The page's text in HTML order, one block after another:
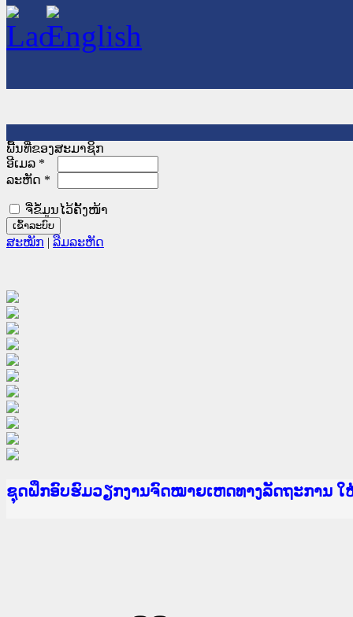
ພື້ນທີ່ຂອງສະມາຊິກ
ອີເມລ *
ລະຫັດ *
ຈື່ຂໍ້ມູນໄວ້ຄັ້ງໜ້າ
ສະໝັກ | ລືມລະຫັດ
Ministry of Justice Lao PDR
ເຜີຍແຜ່ວັບໄຊຈົດໝາຍເຫດທາງລັດຖະການ ແລະ ແອັ
ກະຊວງຍຸຕິທຳ
ຊຸດຝຶກອົບຮົມວຽກງານຈົດໝາຍເຫດທາງລັດຖະການ
ກອງປະຊຸມທົບທວນຄືນການຈັດຕັ້ງປະຕິບັດວຽກງານຈົ
ຝຶກອົບຮົມ ຜູ່ປະສານງານວຽກງານຈົດໝາຍເຫດທາງລັ
ຝຶກອົບຮົມ ຜູ່ປະສານງານວຽກງານຈົດໝາຍເຫດທາງລັ
ເຜີຍແຜ່ແອັບກົດໝາຍລາວ ແລະ ເວັບໄຊຈົດໝາຍເຫດ
ເຜີຍແຜ່ແອັບກົດໝາຍລາວ ແລະ ເວັບໄຊຈົດໝາຍເຫດ
ຍົກລະດັບວຽກງານຈົດໝາຍເຫດທາງລັດຖະການໃຫ້ຜູ້
ຊຸດຝຶກອົບຮົມວຽກງານຈົດໝາຍເຫດທາງລັດຖະການ ໃ